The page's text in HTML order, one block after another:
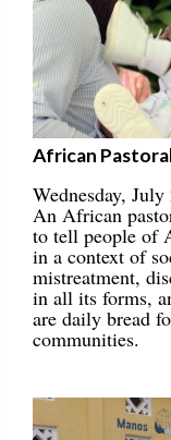
African
Wednesday,
An African
to tell people of
in a context of
mistreatment,
in all its forms,
are daily bread
communities.